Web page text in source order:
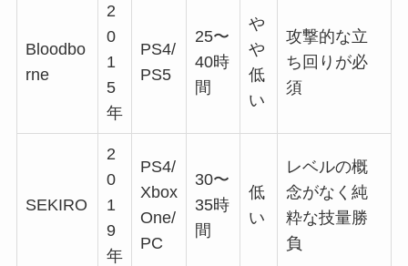
Bloodbo
rne
2
0
1
5
年
PS4/
PS5
25〜
40時
間
や
や
低
い
攻撃的な立
ち回りが必
須
SEKIRO
2
0
1
9
年
PS4/
Xbox
One/
PC
30〜
35時
間
低
い
レベルの概
念がなく純
粋な技量勝
負